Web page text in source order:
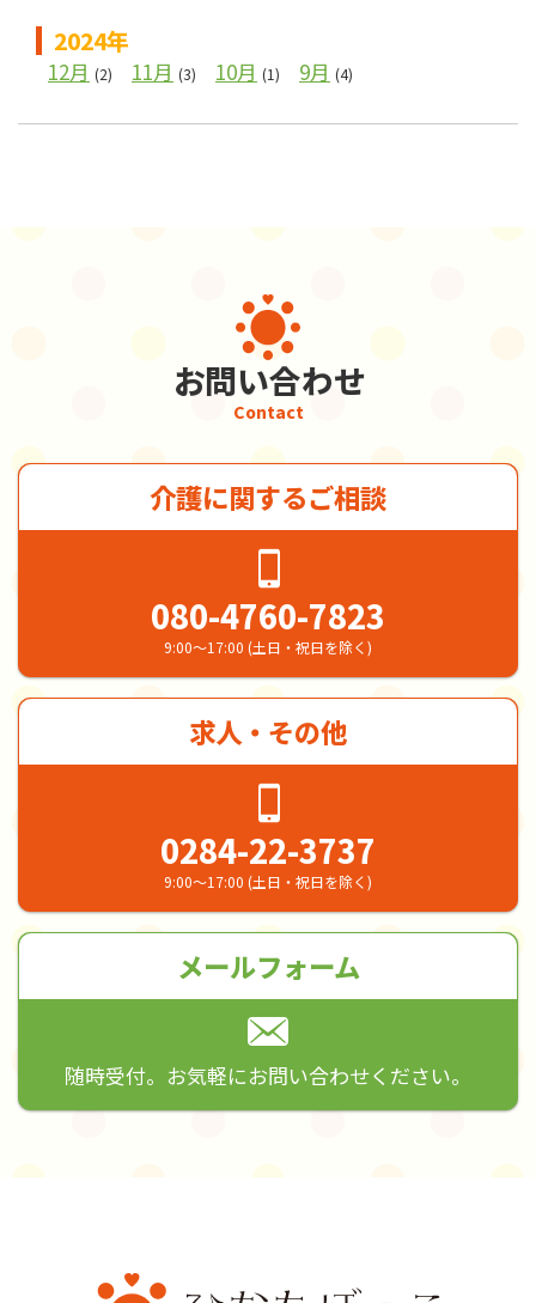
2024年
12月 (2) 11月 (3) 10月 (1) 9月 (4)
お問い合わせ
Contact
介護に関するご相談
080-4760-7823
9:00～17:00 (土日・祝日を除く)
求人・その他
0284-22-3737
9:00～17:00 (土日・祝日を除く)
メールフォーム
随時受付。お気軽にお問い合わせください。